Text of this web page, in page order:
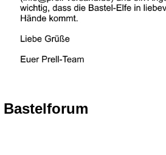
Bastelforum